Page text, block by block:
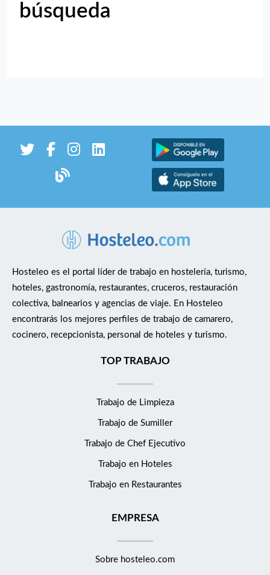
búsqueda
Hosteleo es el portal líder de trabajo en hostelería, turismo,
hoteles, gastronomía, restaurantes, cruceros, restauración
colectiva, balnearios y agencias de viaje. En Hosteleo
encontrarás los mejores perfiles de trabajo de camarero,
cocinero, recepcionista, personal de hoteles y turismo.
TOP TRABAJO
Trabajo de Limpieza
Trabajo de Sumiller
Trabajo de Chef Ejecutivo
Trabajo en Hoteles
Trabajo en Restaurantes
EMPRESA
Sobre hosteleo.com